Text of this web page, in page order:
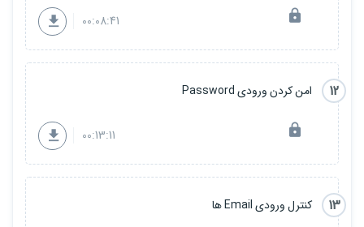
00:08:41
12 امن کردن ورودی Password
00:13:11
13 کنترل ورودی Email ها